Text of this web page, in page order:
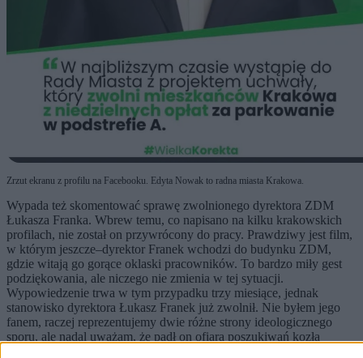
Zrzut ekranu z profilu na Facebooku. Edyta Nowak to radna miasta Krakowa.
Wypada też skomentować sprawę zwolnionego dyrektora ZDM
Łukasza Franka. Wbrew temu, co napisano na kilku krakowskich
profilach, nie został on przywrócony do pracy. Prawdziwy jest film,
w którym jeszcze–dyrektor Franek wchodzi do budynku ZDM,
gdzie witają go gorące oklaski pracowników. To bardzo miły gest
podziękowania, ale niczego nie zmienia w tej sytuacji.
Wypowiedzenie trwa w tym przypadku trzy miesiące, jednak
stanowisko dyrektora Łukasz Franek już zwolnił. Nie byłem jego
fanem, raczej reprezentujemy dwie różne strony ideologicznego
sporu, ale nadal uważam, że padł on ofiarą poszukiwań kozła